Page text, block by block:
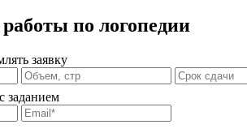
по логопедии
заявку
заданием